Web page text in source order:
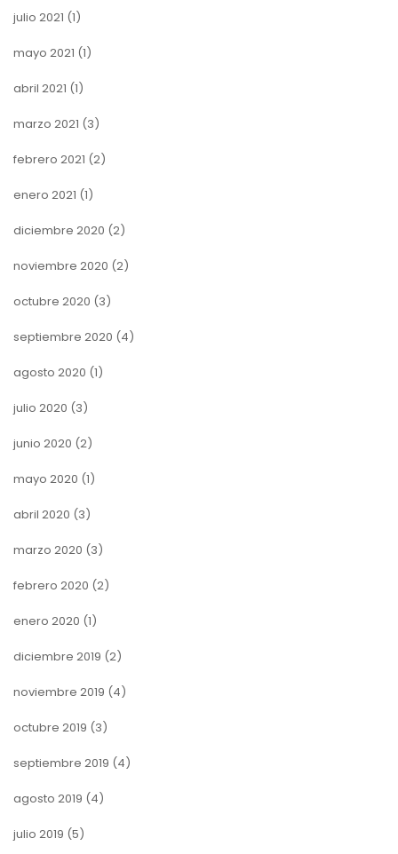
julio 2021 (1)
mayo 2021 (1)
abril 2021 (1)
marzo 2021 (3)
febrero 2021 (2)
enero 2021 (1)
diciembre 2020 (2)
noviembre 2020 (2)
octubre 2020 (3)
septiembre 2020 (4)
agosto 2020 (1)
julio 2020 (3)
junio 2020 (2)
mayo 2020 (1)
abril 2020 (3)
marzo 2020 (3)
febrero 2020 (2)
enero 2020 (1)
diciembre 2019 (2)
noviembre 2019 (4)
octubre 2019 (3)
septiembre 2019 (4)
agosto 2019 (4)
julio 2019 (5)